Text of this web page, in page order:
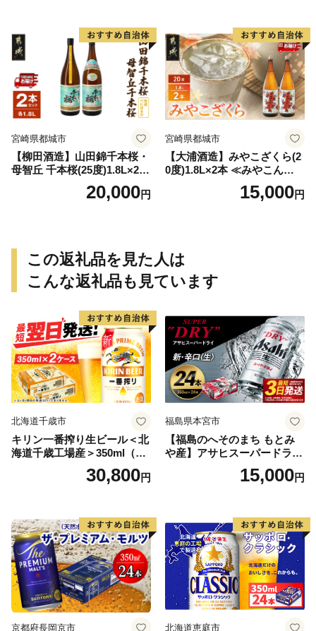
宮崎県都城市
【柳田酒造】山田錦千本桜・
母智丘 千本桜(25度)1.8L×2本
≪みやこんじょ特急便≫_AC
20,000円
宮崎県都城市
【大浦酒造】みやこざくら(2
0度)1.8L×2本 ≪みやこんじょ
特急便≫_MJ-077115,000円
この返礼品を見た人は
こんな返礼品も見ています
北海道千歳市
キリン一番搾り生ビール＜北
海道千歳工場産＞350ml（24
30,800円
福島県本宮市
【福島のへそのまち もとみ
や産】アサヒスーパードライ
350ml×24本 合計8.4L 1ケー
ス アルコール度数5% 缶ビー
口 送料無料 カメイ 本宮市
【07214-0206】
15,000円
京都府長岡京市 北海道恵庭市